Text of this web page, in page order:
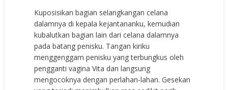
Kuposisikan bagian selangkangan celana
dalamnya di kepala kejantananku, kemudian
kubalutkan bagian lain dari celana dalamnya
pada batang penisku. Tangan kiriku
menggenggam penisku yang terbungkus oleh
pengganti vagina Vita dan langsung
mengocoknya dengan perlahan-lahan. Gesekan